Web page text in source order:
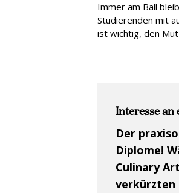
Immer am Ball
Studierenden mit
ist wichtig, den
Interesse
Der
Diplome!
Culinary
verkürzten